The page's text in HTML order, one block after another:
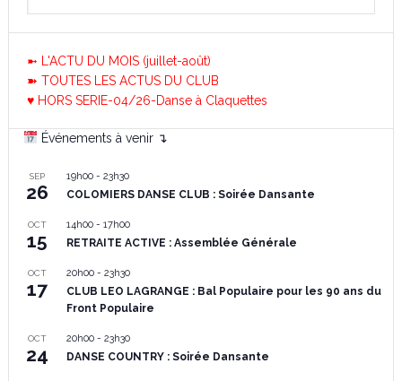
➼ L'ACTU DU MOIS (juillet-août)
➽ TOUTES LES ACTUS DU CLUB
♥ HORS SERIE-04/26-Danse à Claquettes
Événements à venir ↴
SEP
26
19h00- 23h30
COLOMIERS DANSE CLUB : Soirée Dansante
OCT
15
14h00- 17h00
RETRAITE ACTIVE : Assemblée Générale
OCT
17
20h00- 23h30
CLUB LEO LAGRANGE : Bal Populaire pour les 90 ans du
Front Populaire
OCT
24
20h00- 23h30
DANSE COUNTRY : Soirée Dansante